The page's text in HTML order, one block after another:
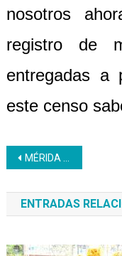
nosotros
registro de
entregadas a
este censo
Navegación
de
entradas
MÉRIDA | Aprendices se forman en Gastronomía
ENTRADAS